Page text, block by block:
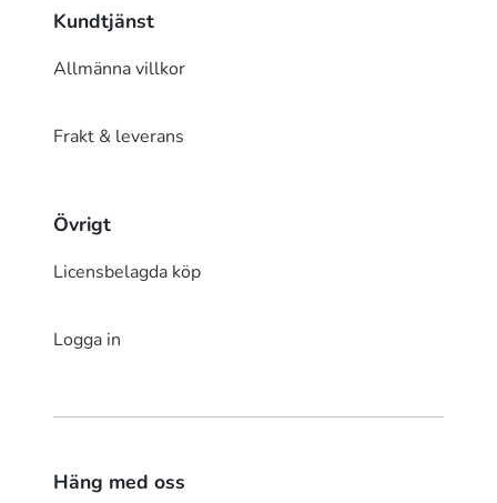
Kundtjänst
Allmänna villkor
Frakt & leverans
Övrigt
Licensbelagda köp
Logga in
Häng med oss